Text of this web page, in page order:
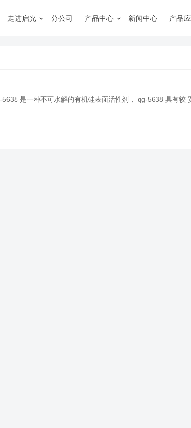
走进启光 分公司 产品中心 新闻中心 产品
是一种不可水解的有机硅表面活性剂， qg-5638 具有较